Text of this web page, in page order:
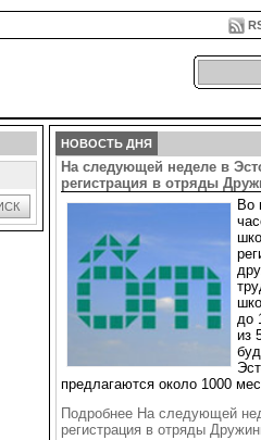
НОВОСТЬ ДНЯ
На следующей неделе в
регистрация в отряды
Во
до
из
предлагаются около 1000
Подробнее На следующей
регистрация в отряды